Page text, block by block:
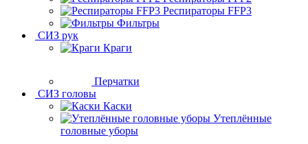
Респираторы FFP3
Фильтры
СИЗ рук
Краги
Перчатки
СИЗ головы
Каски
Утеплённые
головные уборы